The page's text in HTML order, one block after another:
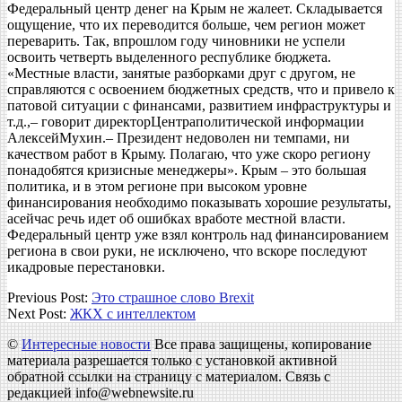
Федеральный центр денег на Крым не жалеет. Складывается
ощущение, что их переводится больше, чем регион может
переварить. Так, впрошлом году чиновники не успели
освоить четверть выделенного республике бюджета.
«Местные власти, занятые разборками друг с другом, не
справляются с освоением бюджетных средств, что и привело к
патовой ситуации с финансами, развитием инфраструктуры и
т.д.,– говорит директорЦентраполитической информации
АлексейМухин.– Президент недоволен ни темпами, ни
качеством работ в Крыму. Полагаю, что уже скоро региону
понадобятся кризисные менеджеры». Крым – это большая
политика, и в этом регионе при высоком уровне
финансирования необходимо показывать хорошие результаты,
асейчас речь идет об ошибках вработе местной власти.
Федеральный центр уже взял контроль над финансированием
региона в свои руки, не исключено, что вскоре последуют
икадровые перестановки.
2018-
03-
14
Previous Post: Это страшное слово Brexit
Next Post: ЖКХ с интеллектом
©Интересные новостиВсе права защищены, копирование
материала разрешается только с установкой активной
обратной ссылки на страницу с материалом. Связь с
редакцией info@webnewsite.ru